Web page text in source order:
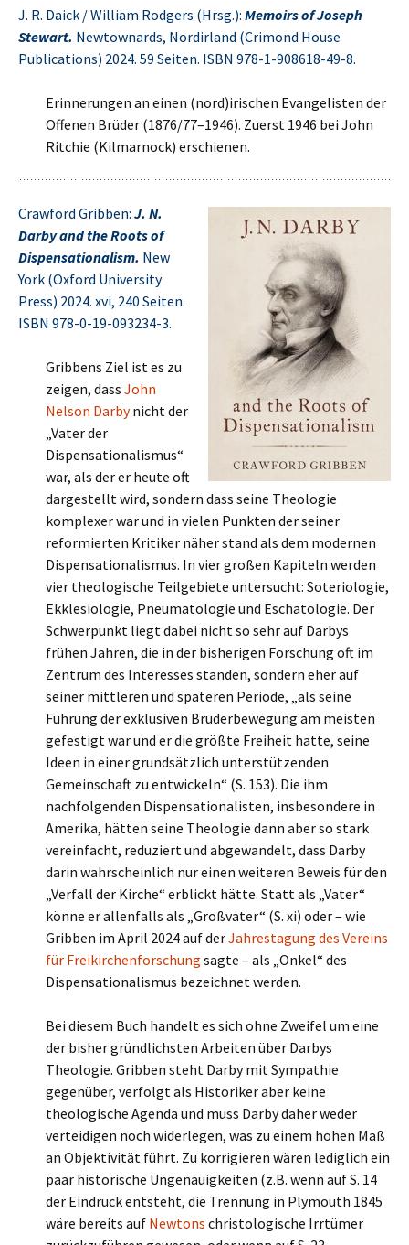
J. R. Daick / William Rodgers (Hrsg.): Memoirs of Joseph
Stewart. Newtownards, Nordirland (Crimond House
Publications) 2024. 59 Seiten. ISBN 978-1-908618-49-8.
Erinnerungen an einen (nord)irischen Evangelisten der
Offenen Brüder (1876/77–1946). Zuerst 1946 bei John
Ritchie (Kilmarnock) erschienen.
Crawford Gribben: J. N.
Darby and the Roots of
Dispensationalism. New
York (Oxford University
Press) 2024. xvi, 240 Seiten.
ISBN 978-0-19-093234-3.
Gribbens Ziel ist es zu
zeigen, dass John
Nelson Darbynicht der
„Vater der
Dispensationalismus“
war, als der er heute oft
dargestellt wird, sondern dass seine Theologie
komplexer war und in vielen Punkten der seiner
reformierten Kritiker näher stand als dem modernen
Dispensationalismus. In vier großen Kapiteln werden
vier theologische Teilgebiete untersucht: Soteriologie,
Ekklesiologie, Pneumatologie und Eschatologie. Der
Schwerpunkt liegt dabei nicht so sehr auf Darbys
frühen Jahren, die in der bisherigen Forschung oft im
Zentrum des Interesses standen, sondern eher auf
seiner mittleren und späteren Periode, „als seine
Führung der exklusiven Brüderbewegung am meisten
gefestigt war und er die größte Freiheit hatte, seine
Ideen in einer grundsätzlich unterstützenden
Gemeinschaft zu entwickeln“ (S. 153). Die ihm
nachfolgenden Dispensationalisten, insbesondere in
Amerika, hätten seine Theologie dann aber so stark
vereinfacht, reduziert und abgewandelt, dass Darby
darin wahrscheinlich nur einen weiteren Beweis für den
„Verfall der Kirche“ erblickt hätte. Statt als „Vater“
könne er allenfalls als „Großvater“ (S. xi) oder – wie
Gribben im April 2024 auf derJahrestagung des Vereins
für Freikirchenforschung sagte – als „Onkel“ des
Dispensationalismus bezeichnet werden.
Bei diesem Buch handelt es sich ohne Zweifel um eine
der bisher gründlichsten Arbeiten über Darbys
Theologie. Gribben steht Darby mit Sympathie
gegenüber, verfolgt als Historiker aber keine
theologische Agenda und muss Darby daher weder
verteidigen noch widerlegen, was zu einem hohen Maß
an Objektivität führt. Zu korrigieren wären lediglich ein
paar historische Ungenauigkeiten (z.B. wenn auf S. 14
der Eindruck entsteht, die Trennung in Plymouth 1845
wäre bereits auf Newtons christologische Irrtümer